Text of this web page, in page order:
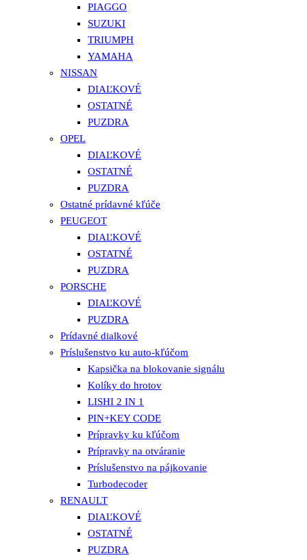
PIAGGO
SUZUKI
TRIUMPH
YAMAHA
NISSAN
DIAĽKOVÉ
OSTATNÉ
PUZDRA
OPEL
DIAĽKOVÉ
OSTATNÉ
PUZDRA
Ostatné prídavné kľúče
PEUGEOT
DIAĽKOVÉ
OSTATNÉ
PUZDRA
PORSCHE
DIAĽKOVÉ
PUZDRA
Prídavné dialkové
Príslušenstvo ku auto-kľúčom
Kapsička na blokovanie signálu
Kolíky do hrotov
LISHI 2 IN 1
PIN+KEY CODE
Prípravky ku kľúčom
Prípravky na otváranie
Príslušenstvo na pájkovanie
Turbodecoder
RENAULT
DIAĽKOVÉ
OSTATNÉ
PUZDRA